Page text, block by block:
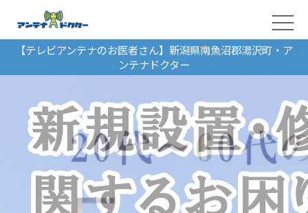
【テレビアンテナのお医者さん】新潟県南魚沼郡湯沢町・ア
ンテナドクター